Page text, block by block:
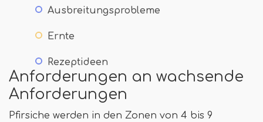
Ausbreitungsprobleme
Ernte
Rezeptideen
Anforderungen an wachsende
Anforderungen
Pfirsiche werden in den Zonen von 4 bis 9